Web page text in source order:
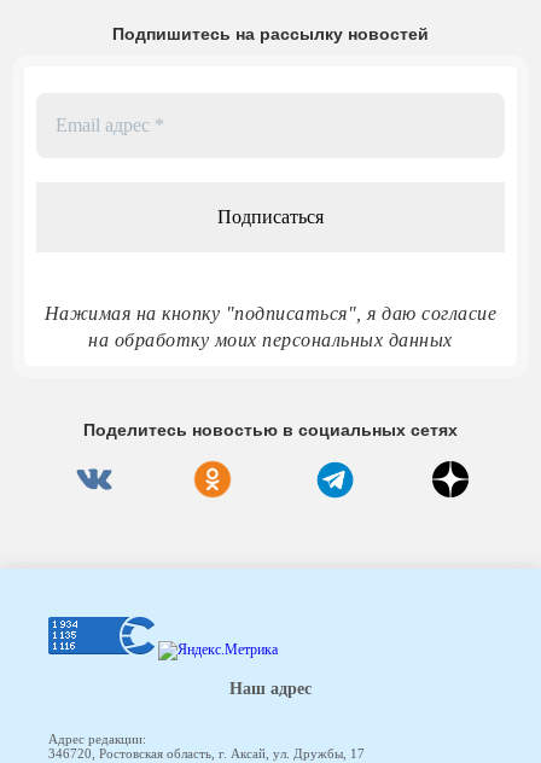
Подпишитесь на рассылку новостей
Нажимая на кнопку "подписаться", я даю согласие
на обработку моих персональных данных
Поделитесь новостью в социальных сетях
Наш адрес
Адрес редакции:
346720, Ростовская область, г. Аксай, ул. Дружбы, 17